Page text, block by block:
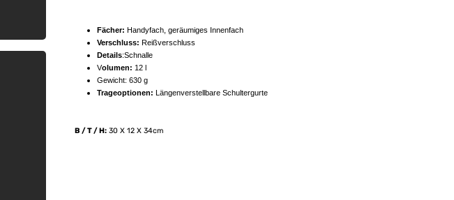
Fächer: Handyfach, geräumiges Innenfach
Verschluss: Reißverschluss
Details:Schnalle
Volumen: 12 l
Gewicht: 630 g
Trageoptionen: Längenverstellbare Schultergurte
B / T / H:30 X 12 X 34cm